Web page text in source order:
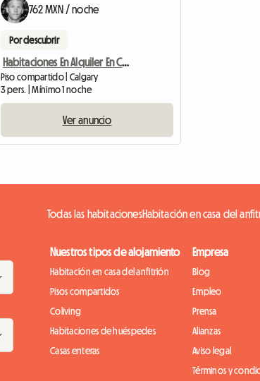
762 MXN / noche
Por descubrir
Habitaciones En Alquiler En Canyon Meadows
Piso compartido | Calgary
3 pers. | Mínimo 1 noche
Ver anuncio
Todas las habitacionesHabitación en casa del
Nuestros tipos de alojamiento
Habitación en casa del anfitrión
Pisos compartidos
Coliving
Habitaciones de huéspedes
Casas enteras
Empresa
Blog
Empleo
Prensa
Alianzas
Aviso legal
Términos y